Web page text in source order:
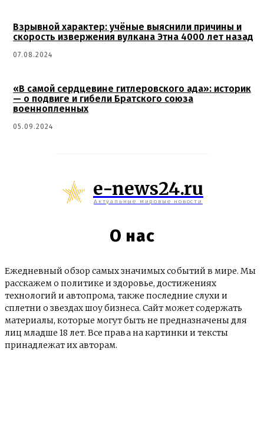
Взрывной характер: учёные выяснили причины и
скорость извержения вулкана Этна 4000 лет назад
07.08.2024
«В самой сердцевине гитлеровского ада»: историк
— о подвиге и гибели Братского союза
военнопленных
05.09.2024
e-news24.ru
Актуальные мировые новости
О нас
Ежедневный обзор самых значимых событий в мире. Мы
расскажем о политике и здоровье, достижениях
технологий и автопрома, также последние слухи и
сплетни о звездах шоу бизнеса. Сайт может содержать
материалы, которые могут быть не предназначены для
лиц младше 18 лет. Все права на картинки и тексты
принадлежат их авторам.